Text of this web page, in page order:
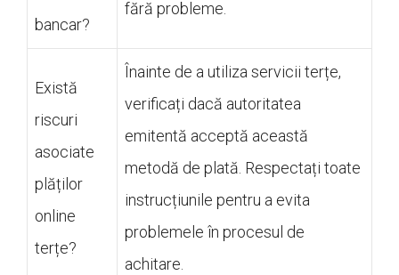
bancar?
fără probleme.
Există
riscuri
asociate
plăților
online
terțe?
Înainte de a utiliza servicii terțe,
verificați dacă autoritatea
emitentă acceptă această
metodă de plată. Respectați toate
instrucțiunile pentru a evita
problemele în procesul de
achitare.